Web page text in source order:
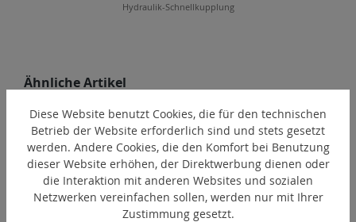
Hydraulik-Schnellkupplung
Produktgalerie überspringen
Ähnliche Artikel
Diese Website benutzt Cookies, die für den technischen
Betrieb der Website erforderlich sind und stets gesetzt
werden. Andere Cookies, die den Komfort bei Benutzung
dieser Website erhöhen, der Direktwerbung dienen oder
die Interaktion mit anderen Websites und sozialen
Netzwerken vereinfachen sollen, werden nur mit Ihrer
Zustimmung gesetzt.